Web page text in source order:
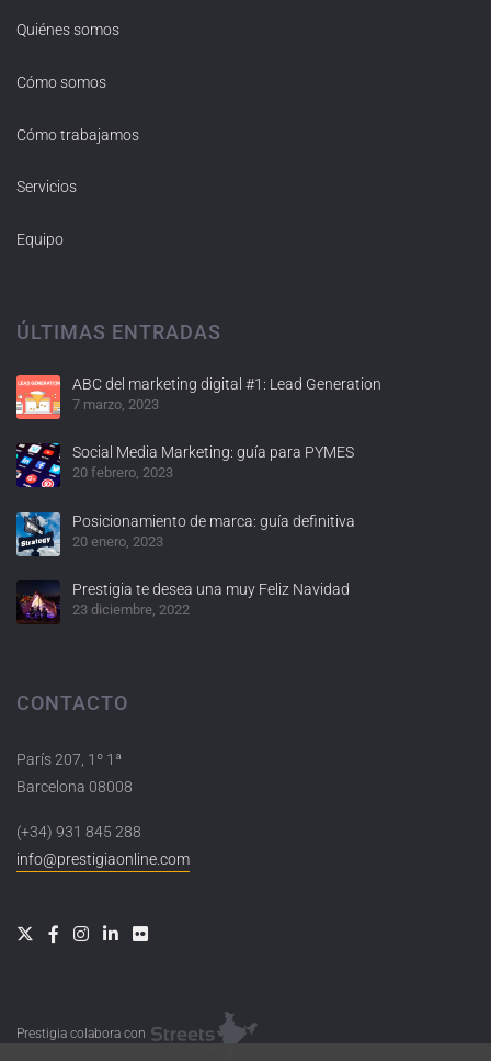
Quiénes somos
Cómo somos
Cómo trabajamos
Servicios
Equipo
ÚLTIMAS ENTRADAS
ABC del marketing digital #1: Lead Generation
7 marzo, 2023
Social Media Marketing: guía para PYMES
20 febrero, 2023
Posicionamiento de marca: guía definitiva
20 enero, 2023
Prestigia te desea una muy Feliz Navidad
23 diciembre, 2022
CONTACTO
París 207, 1º 1ª
Barcelona 08008
(+34) 931 845 288
info@prestigiaonline.com
Prestigia colabora con